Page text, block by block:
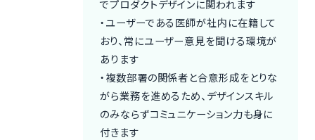
でプロダクトデザインに関われます
・ユーザーである医師が社内に在籍して
おり、常にユーザー意見を聞ける環境が
あります
・複数部署の関係者と合意形成をとりな
がら業務を進めるため、デザインスキル
のみならずコミュニケーション力も身に
付きます